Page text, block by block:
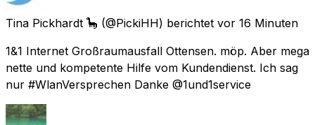
Tina Pickhardt 🦕 (@PickiHH) berichtet vor 16 Minuten
1&1 Internet Großraumausfall Ottensen. möp. Aber mega
nette und kompetente Hilfe vom Kundendienst. Ich sag
nur #WlanVersprechen Danke @1und1service